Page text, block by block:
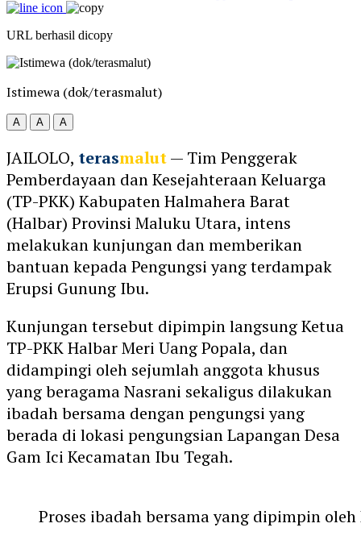
URL berhasil dicopy
Istimewa (dok/terasmalut)
A A A
JAILOLO, terasmalut— Tim Penggerak
Pemberdayaan dan Kesejahteraan Keluarga
(TP-PKK) Kabupaten Halmahera Barat
(Halbar) Provinsi Maluku Utara, intens
melakukan kunjungan dan memberikan
bantuan kepada Pengungsi yang terdampak
Erupsi Gunung Ibu.
Kunjungan tersebut dipimpin langsung Ketua
TP-PKK Halbar Meri Uang Popala, dan
didampingi oleh sejumlah anggota khusus
yang beragama Nasrani sekaligus dilakukan
ibadah bersama dengan pengungsi yang
berada di lokasi pengungsian Lapangan Desa
Gam Ici Kecamatan Ibu Tegah.
Proses ibadah bersama yang dipimpin